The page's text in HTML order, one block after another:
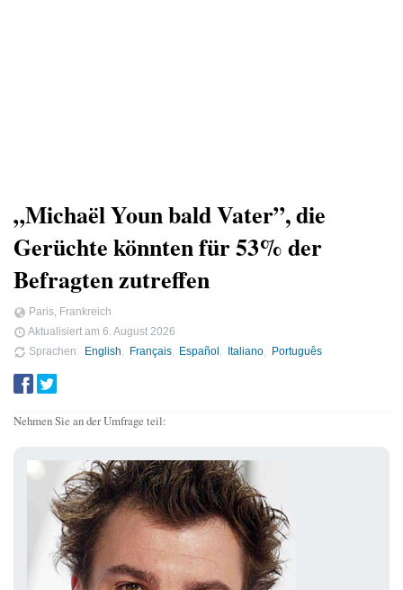
„Michaël Youn bald Vater”, die
Gerüchte könnten für 53% der
Befragten zutreffen
Paris, Frankreich
Aktualisiert am 6. August 2026
Sprachen
English Français Español Italiano Português
Nehmen Sie an der Umfrage teil: